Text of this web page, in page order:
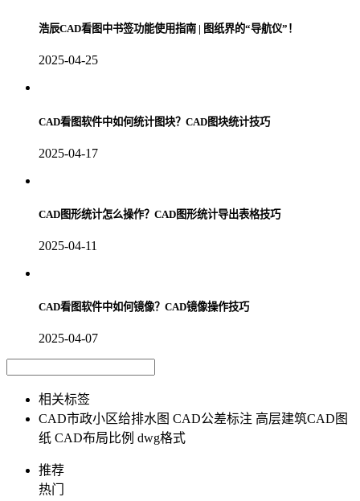
浩辰CAD看图中书签功能使用指南 | 图纸界的“导航仪”！
2025-04-25
CAD看图软件中如何统计图块？CAD图块统计技巧
2025-04-17
CAD图形统计怎么操作？CAD图形统计导出表格技巧
2025-04-11
CAD看图软件中如何镜像？CAD镜像操作技巧
2025-04-07
相关标签
CAD市政小区给排水图 CAD公差标注 高层建筑CAD图
纸 CAD布局比例 dwg格式
推荐
热门